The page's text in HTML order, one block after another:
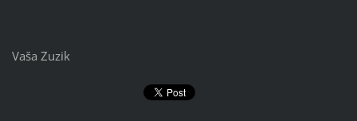
Vaša Zuzik